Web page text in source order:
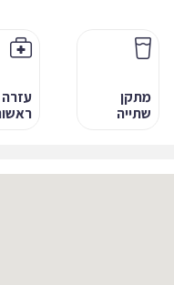
מתקן
שתייה
עזרה
ראשונה